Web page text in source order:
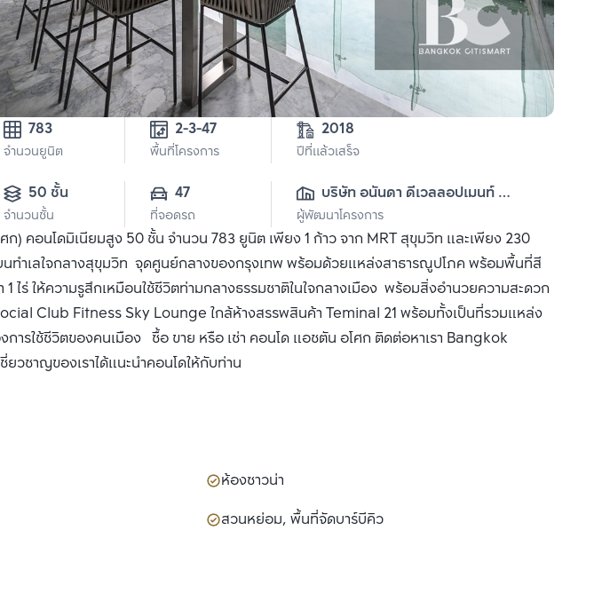
783
จำนวนยูนิต
2-3-47
พื้นที่โครงการ
2018
ปีที่แล้วเสร็จ
50 ชั้น
จำนวนชั้น
47
ที่จอดรถ
บริษัท อนันดา ดีเวลลอปเมนท์
จำกัด (มหาชน)
ผู้พัฒนาโครงการ
) คอนโดมิเนียมสูง 50 ชั้น จำนวน 783 ยูนิต เพียง 1 ก้าว จาก MRT สุขุมวิท และเพียง 230
นทำเลใจกลางสุขุมวิท จุดศูนย์กลางของกรุงเทพ พร้อมด้วยแหล่งสาธารณูปโภค พร้อมพื้นที่สี
1 ไร่ ให้ความรูสึกเหมือนใช้ชีวิตท่ามกลางธรรมชาติในใจกลางเมือง พร้อมสิ่งอำนวยความสะดวก
Club Fitness Sky Lounge ใกล้ห้างสรรพสินค้า Teminal 21 พร้อมทั้งเป็นที่รวมแหล่ง
การใช้ชีวิตของคนเมือง ซื้อ ขาย หรือ เช่า คอนโด แอชตัน อโศก ติดต่อหาเรา Bangkok
วชาญของเราได้แนะนำคอนโดให้กับท่าน
ห้องซาวน่า
สวนหย่อม, พื้นที่จัดบาร์บีคิว